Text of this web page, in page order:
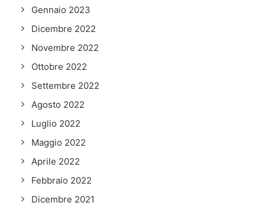
Gennaio 2023
Dicembre 2022
Novembre 2022
Ottobre 2022
Settembre 2022
Agosto 2022
Luglio 2022
Maggio 2022
Aprile 2022
Febbraio 2022
Dicembre 2021